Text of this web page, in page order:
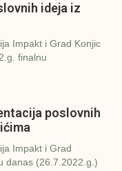
ideja iz
Impakt i Grad Konjic
finalnu
poslovnih
Impakt i Grad
danas (26.7.2022.g.)